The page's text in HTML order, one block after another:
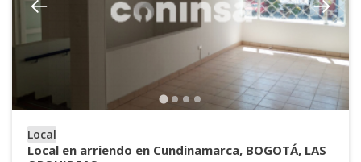
Local
Local en arriendo en Cundinamarca, BOGOTÁ, LAS